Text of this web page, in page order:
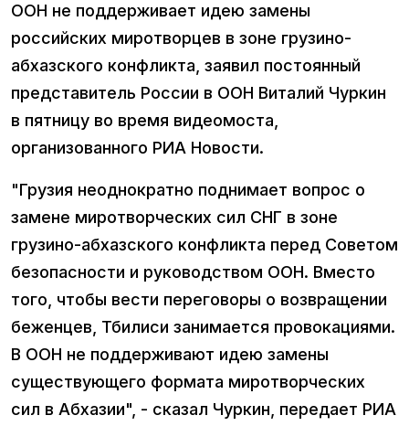
ООН не поддерживает идею замены
российских миротворцев в зоне грузино-
абхазского конфликта, заявил постоянный
представитель России в ООН Виталий Чуркин
в пятницу во время видеомоста,
организованного РИА Новости.
"Грузия неоднократно поднимает вопрос о
замене миротворческих сил СНГ в зоне
грузино-абхазского конфликта перед Советом
безопасности и руководством ООН. Вместо
того, чтобы вести переговоры о возвращении
беженцев, Тбилиси занимается провокациями.
В ООН не поддерживают идею замены
существующего формата миротворческих
сил в Абхазии", - сказал Чуркин, передает РИА